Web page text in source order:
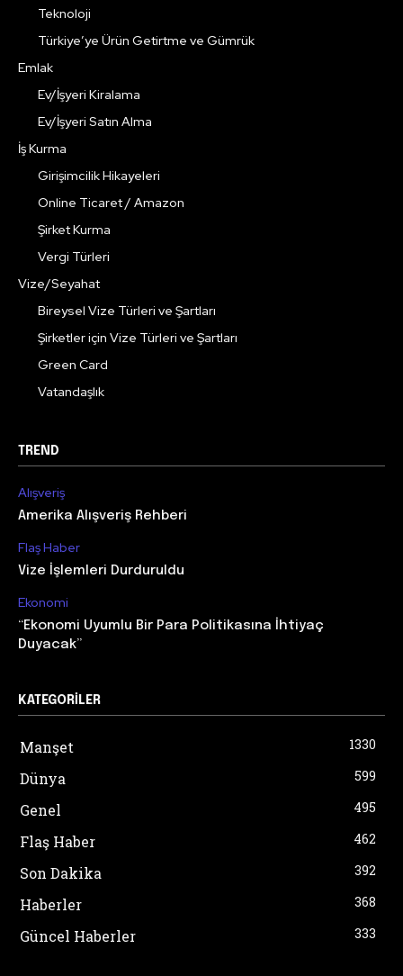
Teknoloji
Türkiye’ye Ürün Getirtme ve Gümrük
Emlak
Ev/İşyeri Kiralama
Ev/İşyeri Satın Alma
İş Kurma
Girişimcilik Hikayeleri
Online Ticaret / Amazon
Şirket Kurma
Vergi Türleri
Vize/Seyahat
Bireysel Vize Türleri ve Şartları
Şirketler için Vize Türleri ve Şartları
Green Card
Vatandaşlık
TREND
Alışveriş
Amerika Alışveriş Rehberi
Flaş Haber
Vize İşlemleri Durduruldu
Ekonomi
“Ekonomi Uyumlu Bir Para Politikasına İhtiyaç
Duyacak”
KATEGORILER
Manşet 1330
Dünya 599
Genel 495
Flaş Haber 462
Son Dakika 392
Haberler 368
Güncel Haberler 333